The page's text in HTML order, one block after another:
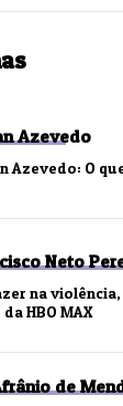
Azevedo
Azevedo: O
Neto
na
HBO MAX
de